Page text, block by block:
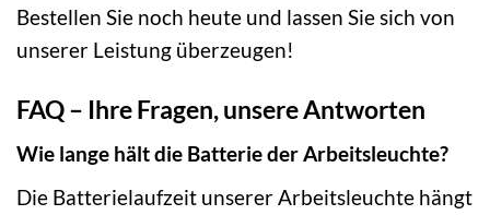
Bestellen Sie noch heute und lassen Sie sich von
unserer Leistung überzeugen!
FAQ – Ihre Fragen, unsere Antworten
Wie lange hält die Batterie der Arbeitsleuchte?
Die Batterielaufzeit unserer Arbeitsleuchte hängt